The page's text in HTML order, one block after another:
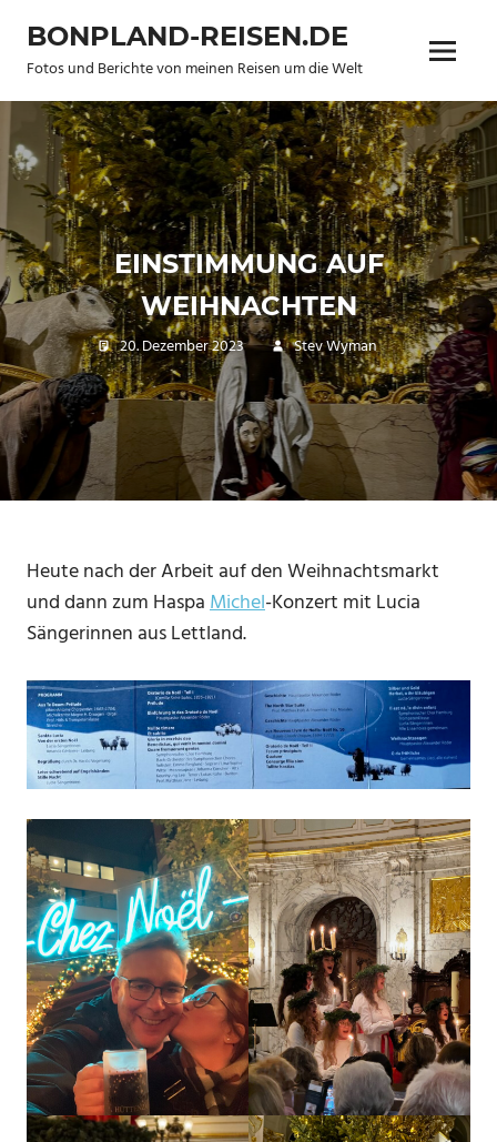
Inhalt
springen
BONPLAND-REISEN.DE
Fotos und Berichte von meinen Reisen um die Welt Menü
EINSTIMMUNG AUF
WEIHNACHTEN
20. Dezember 2023 Stev Wyman
new
pictures
Heute nach der Arbeit auf den Weihnachtsmarkt
und dann zum HaspaMichel-Konzert mit Lucia
Sängerinnen aus Lettland.